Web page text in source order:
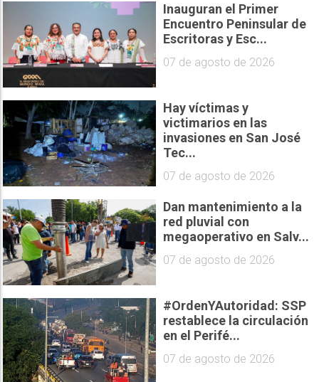
Inauguran el Primer
Encuentro Peninsular de
Escritoras y Esc...
07 de agosto de 2026
Hay víctimas y
victimarios en las
invasiones en San José
Tec...
07 de agosto de 2026
Dan mantenimiento a la
red pluvial con
megaoperativo en Salv...
07 de agosto de 2026
#OrdenYAutoridad: SSP
restablece la circulación
en el Perifé...
07 de agosto de 2026